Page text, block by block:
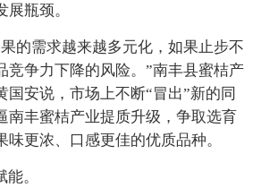
瓶颈。
的需求越来越多元化，如果止步不
竞争力下降的风险。”南丰县蜜桔产
国安说，市场上不断“冒出”新的同
南丰蜜桔产业提质升级，争取选育
味更浓、口感更佳的优质品种。
。